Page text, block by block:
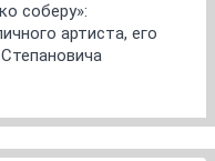
соберу»:
артиста, его